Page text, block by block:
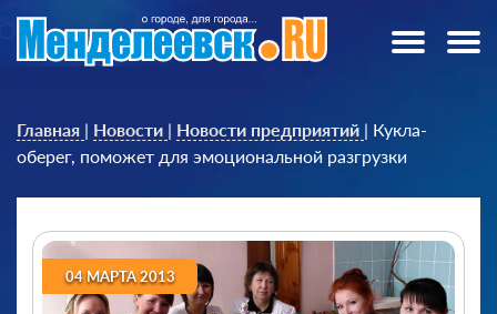
Главная | Новости | Новости предприятий | Кукла-
оберег, поможет для эмоциональной разгрузки
04 МАРТА 2013